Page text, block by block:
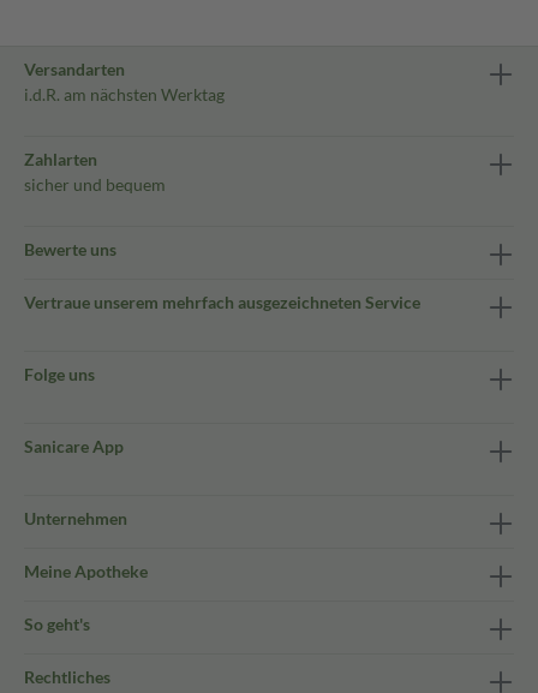
Versandarten
i.d.R. am nächsten Werktag
Zahlarten
sicher und bequem
Bewerte uns
Vertraue unserem mehrfach ausgezeichneten Service
Folge uns
Sanicare App
Unternehmen
Meine Apotheke
So geht's
Rechtliches